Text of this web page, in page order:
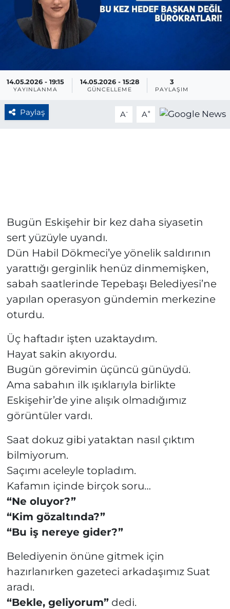
14.05.2026 - 19:15
YAYINLANMA
14.05.2026 - 15:28
GÜNCELLEME
3
PAYLAŞIM
Paylaş A- A+
Bugün Eskişehir bir kez daha siyasetin
sert yüzüyle uyandı.
Dün Habil Dökmeci’ye yönelik saldırının
yarattığı gerginlik henüz dinmemişken,
sabah saatlerinde Tepebaşı Belediyesi’ne
yapılan operasyon gündemin merkezine
oturdu.
Üç haftadır işten uzaktaydım.
Hayat sakin akıyordu.
Bugün görevimin üçüncü günüydü.
Ama sabahın ilk ışıklarıyla birlikte
Eskişehir’de yine alışık olmadığımız
görüntüler vardı.
Saat dokuz gibi yataktan nasıl çıktım
bilmiyorum.
Saçımı aceleyle topladım.
Kafamın içinde birçok soru…
“Ne oluyor?”
“Kim gözaltında?”
“Bu iş nereye gider?”
Belediyenin önüne gitmek için
hazırlanırken gazeteci arkadaşımız Suat
aradı.
“Bekle, geliyorum”dedi.
BÖLGE
YAŞAM
DÜNYA
GÜNCEL